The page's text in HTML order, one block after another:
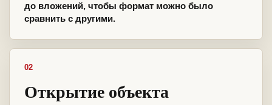
до вложений, чтобы формат можно было
сравнить с другими.
02
Открытие объекта